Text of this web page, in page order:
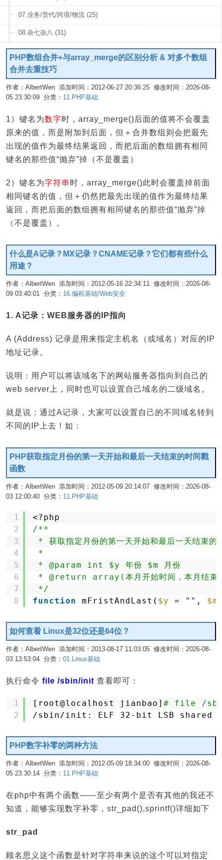
07.业务/货代/跨境/物流 (25)
08.杂七杂八 (31)
PHP数组合并+与array_merge的区别分析 & 对多个数组
合并去重技巧
作者：AlbertWen 添加时间：2012-06-27 20:36:25 修改时间：2026-08-
05 23:30:09 分类： 11.PHP基础
1）键名为数字时，array_merge()后面的值将不会覆盖
原来的值，而是附加到后面，但＋合并数组则会把最先
出现的值作为最终结果返回，而把后面的数组拥有相同
键名的那些值“抛弃”掉（不是覆盖）
2）键名为字符串 时，array_merge()此时会覆盖掉前面
相同键名的值，但＋仍然把最先出现的值作为最终结果
返回，而把后面的数组拥有相同键名的那些值“抛弃”掉
（不是覆盖）。
什么是A记录？MX记录？CNAME记录？它们都有些什么
用途？
作者：AlbertWen 添加时间：2012-05-16 22:34:11 修改时间：2026-08-
09 03:40:01 分类： 16.编程基础/Web安全
1. A记录：WEB服务器的IP指向
A (Address) 记录是用来指定主机名（或域名）对应的IP
地址记录。
说明：用户可以将该域名下的网站服务器指向到自己的
web server上，同时也可以设置自己域名的二级域名。
就是说：通过A记录，大家可以设置自己的不同域名转到
不同的IP上去！如：
PHP获取指定月份的第一天开始和最后一天结束的时间戳
函数
作者：AlbertWen 添加时间：2012-05-09 20:14:07 修改时间：2026-08-
03 12:00:40 分类： 11.PHP基础
1
2
3
4
5
6
7
8
<?php
/**
* 获取指定月份的第一天开始和最后一天结束的
*
* @param int $y 年份 $m 月份
* @return array(本月开始时间，本月结束
*/
function
mFristAndLast( $y = "" , $m
如何查看 Linux是32位还是64位？
作者：AlbertWen 添加时间：2013-08-17 11:03:05 修改时间：2026-08-
03 13:53:04 分类： 01.Linux基础
执行命令 file /sbin/init 查看即可：
1
2
[root@localhost jianbao] # file /
/sbin/init : ELF 32-bit LSB
PHP数字补零的两种方法
作者：AlbertWen 添加时间：2012-05-09 18:34:00 修改时间：2026-08-
05 23:30:14 分类： 11.PHP基础
在php中有两个函数——至少有两个是否有其他的我还不
知道，能够实现数字补零，str_pad(),sprintf()详细如下
str_pad
顾名思义这个函数是针对字符串来说的这个可以对指定